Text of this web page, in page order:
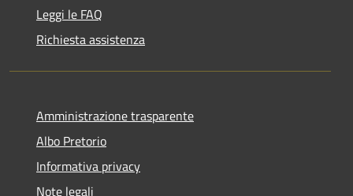
Leggi le FAQ
Richiesta assistenza
Amministrazione trasparente
Albo Pretorio
Informativa privacy
Note legali